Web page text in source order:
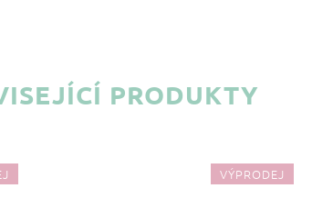
PRODUKTY
VÝPRODEJ